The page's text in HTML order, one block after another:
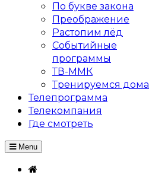
По букве закона
Преображение
Растопим лёд
Событийные
программы
ТВ-ММК
Тренируемся дома
Телепрограмма
Телекомпания
Где смотреть
Menu